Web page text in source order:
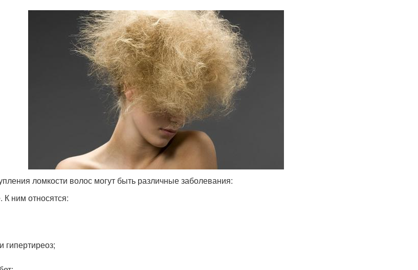
ломкости волос могут быть различные заболевания:
К ним относятся:
гипертиреоз;